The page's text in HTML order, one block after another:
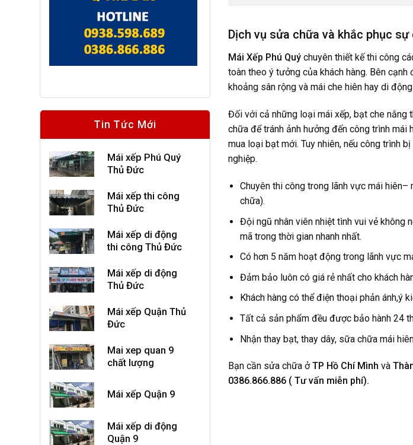
Tin Tức Mới
Mái xếp Phú Quý
Thủ Đức
Mái xếp thi công
Thủ Đức
Mái xếp di động
thi công Thủ Đức
Mái xếp di động
Thủ Đức
Mái xếp Quận Thủ
Đức
Mai xep quan 9
chất lượng
Mái xếp Quận 9
Mái xếp di động
Quận 9
Dịch vụ sửa chữa và khắc phục
Mái Xếp Phú Quýchuyên thiết kế thi công
toàn theo ý tưởng của khách hàng. Bên cạnh
khoảng sân rộng và mái che hiên hay di
Đối với cả những loại mái xếp, bạt che nắng
chữa để tránh ảnh hưởng đến công trình
mua loại bạt mới. Tuy nhiên, nếu công trình
nghiệp.
Chuyên thi công trong lãnh vực mái
chữa).
Đội ngũ nhân viên nhiệt tình vui vẻ không
mã trong thời gian nhanh nhất.
Có hơn 5 năm hoạt động trong lãnh vực
Đảm bảo luôn có giá rẻ nhất cho khách
Khách hàng có thể điện thoại phản ánh,ý
Tất cả sản phẩm đều được bảo hành 24
Nhận thay bạt, thay dây, sữa chữa mái
Bạn cần sửa chữa ởTP Hồ Chí Mình và
0386.866.886 ( Tư vấn miễn phí).